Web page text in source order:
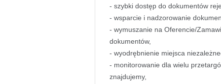
- szybki dostęp do dokumentów
- wsparcie i nadzorowanie
- wymuszanie na Oferencie/
dokumentów,
- wyodrębnienie miejsca
- monitorowanie dla wielu
znajdujemy,